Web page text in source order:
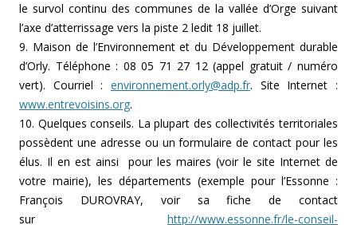
le survol continu des communes de la vallée d’Orge suivant
l’axe d’atterrissage vers la piste 2 ledit 18 juillet.
9. Maison de l’Environnement et du Développement durable
d’Orly. Téléphone : 08 05 71 27 12 (appel gratuit / numéro
vert). Courriel : environnement.orly@adp.fr. Site Internet :
www.entrevoisins.org.
10. Quelques conseils. La plupart des collectivités territoriales
possèdent une adresse ou un formulaire de contact pour les
élus. Il en est ainsi pour les maires (voir le site Internet de
votre mairie), les départements (exemple pour l’Essonne :
François DUROVRAY, voir sa fiche de contact
sur http://www.essonne.fr/le-conseil-